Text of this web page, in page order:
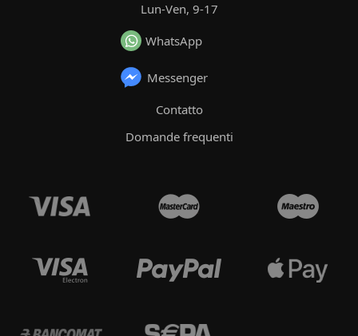
Lun-Ven, 9-17
WhatsApp
Messenger
Contatto
Domande frequenti